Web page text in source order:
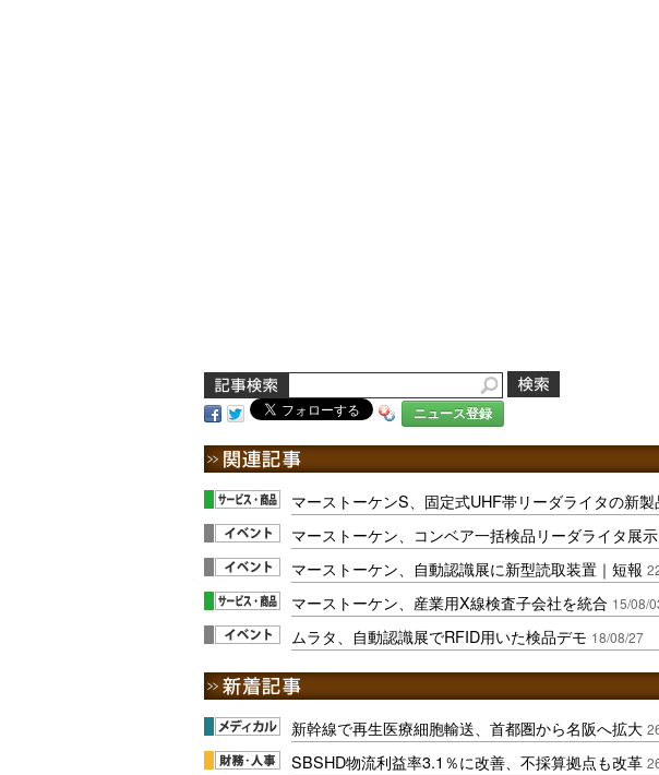
ニュース登録
マーストーケンS、固定式UHF帯リーダライタの新製
マーストーケン、コンベア一括検品リーダライタ展示
マーストーケン、自動認識展に新型読取装置｜短報
マーストーケン、産業用X線検査子会社を統合 15/08/
ムラタ、自動認識展でRFID用いた検品デモ 18/08/27
新幹線で再生医療細胞輸送、首都圏から名阪へ拡大
SBSHD物流利益率3.1％に改善、不採算拠点も改革